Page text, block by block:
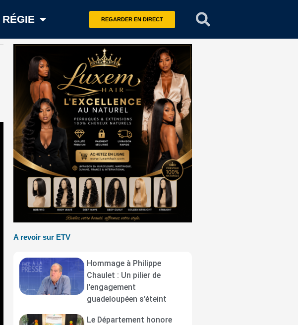
RÉGIE REGARDER EN DIRECT
A revoir sur ETV
Hommage à Philippe
Chaulet : Un pilier de
l’engagement
guadeloupéen s’éteint
Le Département honore